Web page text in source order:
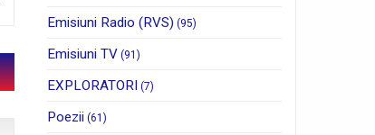
Emisiuni Radio (RVS) (95)
Emisiuni TV (91)
EXPLORATORI (7)
Poezii (61)